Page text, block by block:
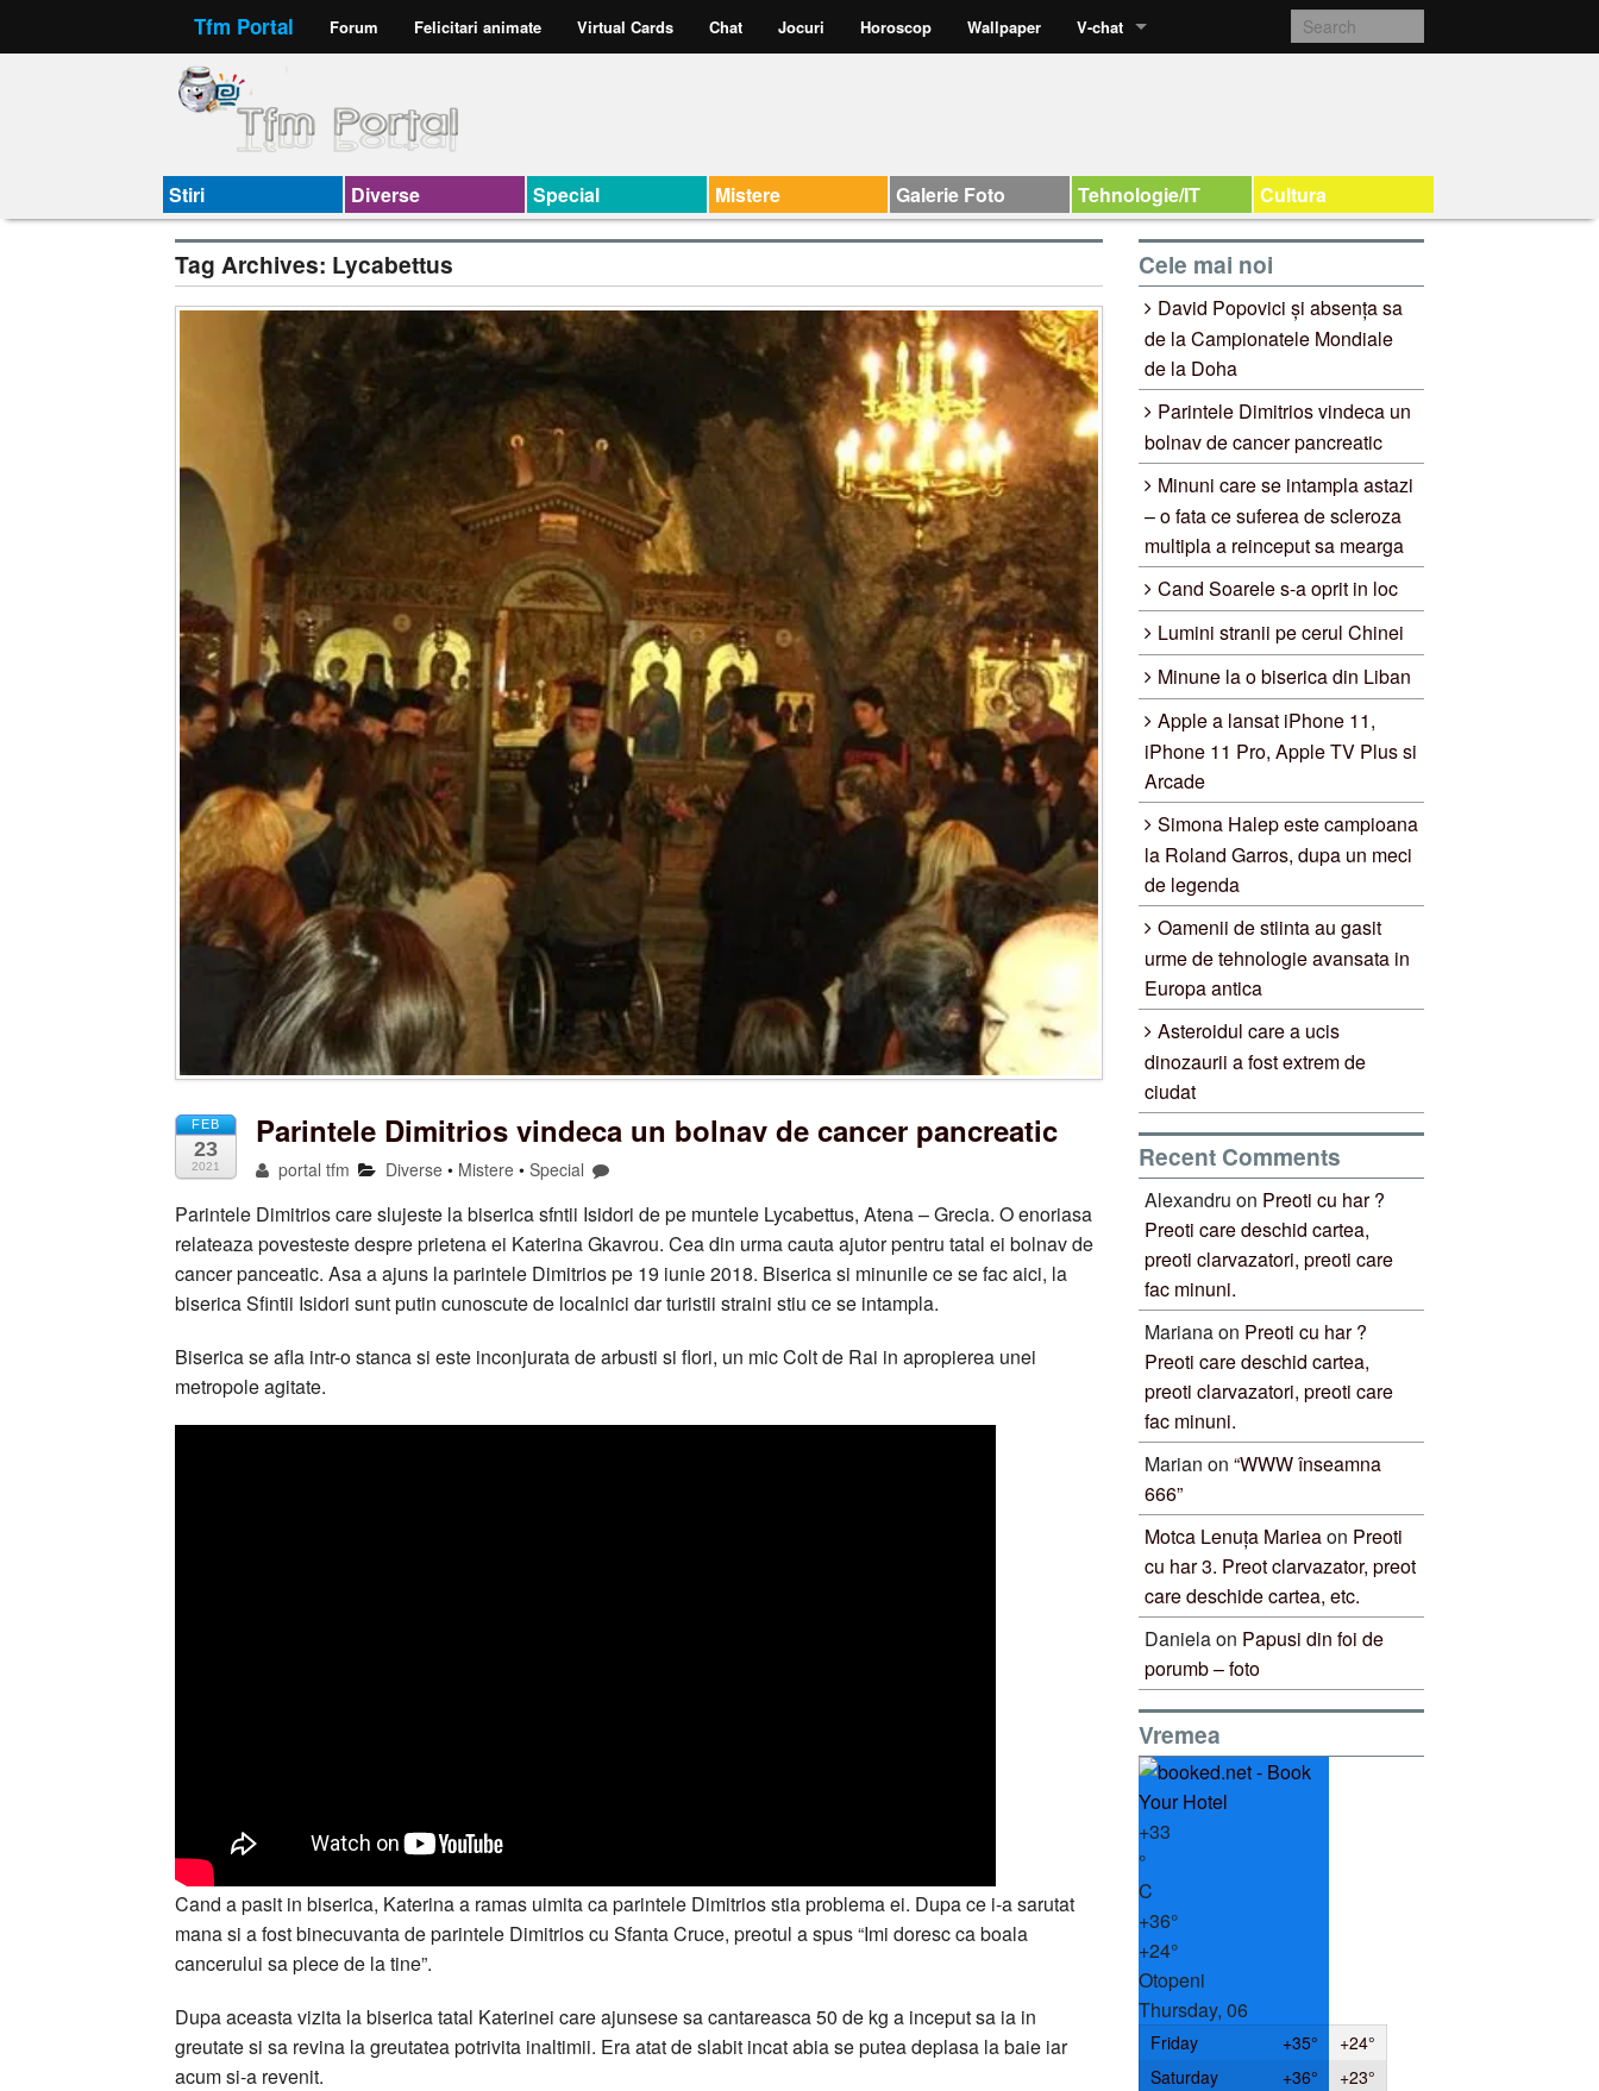
Tfm Portal Forum Felicitari animate Virtual Cards Chat Jocuri Horoscop Wallpaper V-chat
Stiri Diverse Special Mistere Galerie Foto Tehnologie/IT Cultura
Tag Archives: Lycabettus
FEB
23
2021
Parintele Dimitrios vindeca un bolnav de cancer pancreatic
portal tfm Diverse • Mistere •Special
Parintele Dimitrios care slujeste la biserica sfntii Isidori de pe muntele Lycabettus, Atena – Grecia. O enoriasa
relateaza povesteste despre prietena ei Katerina Gkavrou. Cea din urma cauta ajutor pentru tatal ei bolnav de
cancer panceatic. Asa a ajuns la parintele Dimitrios pe 19 iunie 2018. Biserica si minunile ce se fac aici, la
biserica Sfintii Isidori sunt putin cunoscute de localnici dar turistii straini stiu ce se intampla.
Biserica se afla intr-o stanca si este inconjurata de arbusti si flori, un mic Colt de Rai in apropierea unei
metropole agitate.
Cand a pasit in biserica, Katerina a ramas uimita ca parintele Dimitrios stia problema ei. Dupa ce i-a sarutat
mana si a fost binecuvanta de parintele Dimitrios cu Sfanta Cruce, preotul a spus “Imi doresc ca boala
cancerului sa plece de la tine”.
Dupa aceasta vizita la biserica tatal Katerinei care ajunsese sa cantareasca 50 de kg a inceput sa ia in
greutate si sa revina la greutatea potrivita inaltimii. Era atat de slabit incat abia se putea deplasa la baie iar
acum si-a revenit.
Cele mai noi
David Popovici și absența sa
de la Campionatele Mondiale
de la Doha
Parintele Dimitrios vindeca un
bolnav de cancer pancreatic
Minuni care se intampla astazi
– o fata ce suferea de scleroza
multipla a reinceput sa mearga
Cand Soarele s-a oprit in loc
Lumini stranii pe cerul Chinei
Minune la o biserica din Liban
Apple a lansat iPhone 11,
iPhone 11 Pro, Apple TV Plus si
Arcade
Simona Halep este campioana
la Roland Garros, dupa un meci
de legenda
Oamenii de stiinta au gasit
urme de tehnologie avansata in
Europa antica
Asteroidul care a ucis
dinozaurii a fost extrem de
ciudat
Recent Comments
Alexandru on Preoti cu har ?
Preoti care deschid cartea,
preoti clarvazatori, preoti care
fac minuni.
Marianaon Preoti cu har ?
Preoti care deschid cartea,
preoti clarvazatori, preoti care
fac minuni.
Marian on “WWW înseamna
666”
Motca Lenuța Marieaon Preoti
cu har 3. Preot clarvazator, preot
care deschide cartea, etc.
Danielaon Papusi din foi de
porumb – foto
Vremea
+33
°
C
+36°
+24°
Otopeni
Thursday, 06
Friday +35° +24°
Saturday
+36° +23°